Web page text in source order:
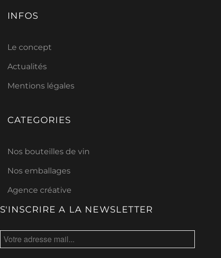
INFOS
Le concept
Actualités
Mentions légales
CATEGORIES
Nos bouteilles de vin
Nos emballages
Agence créative
S'INSCRIRE A LA NEWSLETTER